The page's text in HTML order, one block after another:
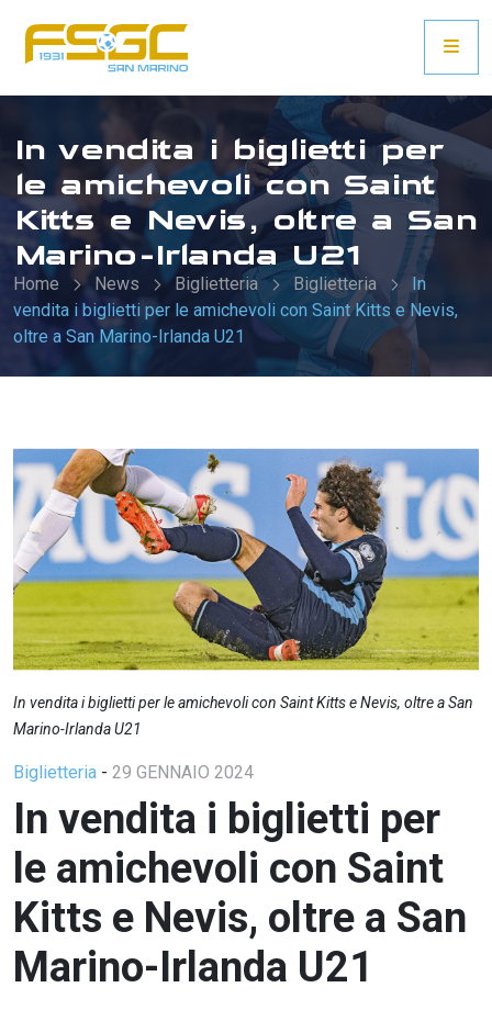
In vendita i biglietti per
le amichevoli con Saint
Kitts e Nevis, oltre a San
Marino-Irlanda U21
Home News Biglietteria Biglietteria
In
vendita i biglietti per le amichevoli con Saint Kitts e Nevis,
oltre a San Marino-Irlanda U21
In vendita i biglietti per le amichevoli con Saint Kitts e Nevis, oltre a San
Marino-Irlanda U21
Biglietteria - 29 GENNAIO 2024
In vendita i biglietti per
le amichevoli con Saint
Kitts e Nevis, oltre a San
Marino-Irlanda U21